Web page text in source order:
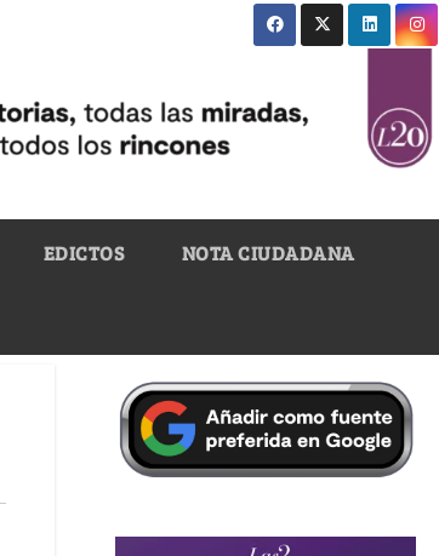
EDICTOS NOTA CIUDADANA